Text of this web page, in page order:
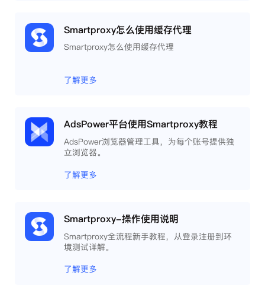
Smartproxy怎么使用缓存代理
Smartproxy怎么使用缓存代理
了解更多
AdsPower平台使用Smartproxy教程
AdsPower浏览器管理工具，为每个账号提供独
立浏览器。
了解更多
Smartproxy-操作使用说明
Smartproxy全流程新手教程，从登录注册到环
境测试详解。
了解更多